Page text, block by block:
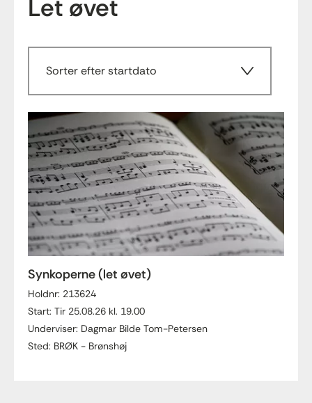
Let øvet
Sorter efter startdato
Synkoperne (let øvet)
Holdnr: 213624
Start: Tir 25.08.26 kl. 19.00
Underviser: Dagmar Bilde Tom-Petersen
Sted: BRØK - Brønshøj